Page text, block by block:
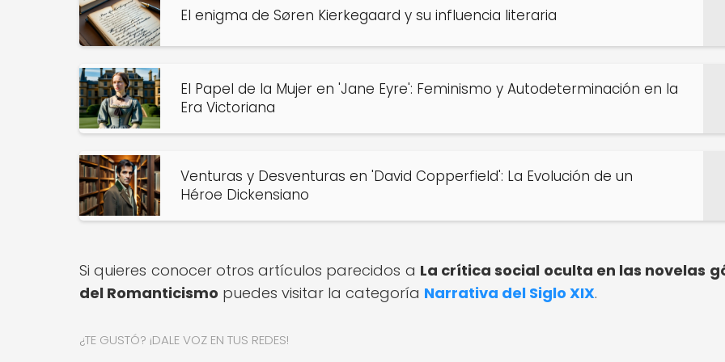
El enigma de Søren Kierkegaard y su influencia literaria
El Papel de la Mujer en 'Jane Eyre': Feminismo y Autodeterminación en la
Era Victoriana
Venturas y Desventuras en 'David Copperfield': La Evolución de un
Héroe Dickensiano
Si quieres conocer otros artículos parecidos a La crítica social oculta en las novelas
del Romanticismo puedes visitar la categoría Narrativa del Siglo XIX.
¿TE GUSTÓ? ¡DALE VOZ EN TUS REDES!